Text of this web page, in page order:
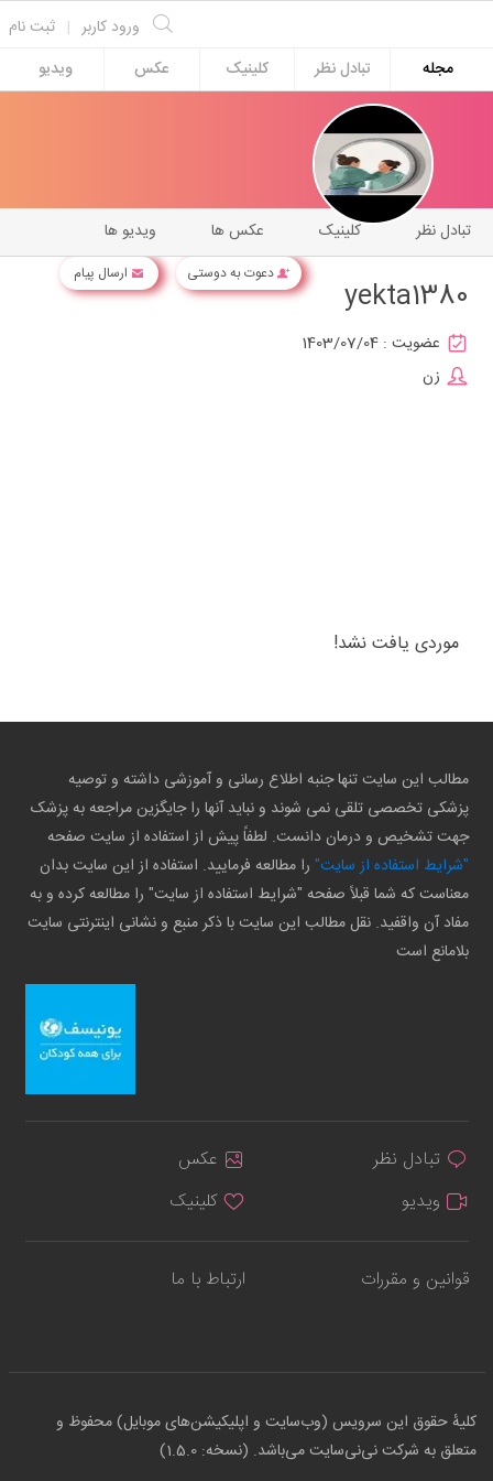
ثبت نام | ورود کاربر
مجله
تبادل نظر کلینیک عکس ویدیو
دعوت به دوستی ارسال پیام
ویدیو ها عکس ها کلینیک تبادل نظر
yekta1380
عضویت : 1403/07/04
زن
موردی یافت نشد!
مطالب این سایت تنها جنبه اطلاع رسانی و آموزشی داشته و توصیه
پزشکی تخصصی تلقی نمی شوند و نباید آنها را جایگزین مراجعه به پزشک
جهت تشخیص و درمان دانست. لطفاً پیش از استفاده از سایت صفحه
"شرایط استفاده از سایت" را مطالعه فرمایید. استفاده از این سایت بدان
معناست که شما قبلاً صفحه "شرایط استفاده از سایت" را مطالعه کرده و به
مفاد آن واقفید. نقل مطالب این سایت با ذکر منبع و نشانی اینترنتی سایت
بلامانع است
تبادل نظر
عکس
ویدیو
کلینیک
قوانین و مقررات ارتباط با ما
کلیهٔ حقوق این سرویس (وب‌سایت و اپلیکیشن‌های موبایل) محفوظ و
متعلق به شرکت نی‌نی‌سایت می‌باشد. (نسخه: 1.5.0)